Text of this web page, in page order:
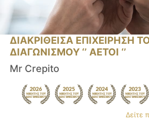
ΔΙΑΚΡΙΘΕΙΣΑ ΕΠΙΧΕΙΡΗΣΗ
ΔΙΑΓΩΝΙΣΜΟΥ ‘’ ΑΕΤΟΙ ‘’
Mr Crepito
Δείτε